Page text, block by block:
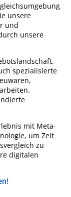
unsere
und
unsere
spezialisierte
mit Meta-
um Zeit
zu
digitalen